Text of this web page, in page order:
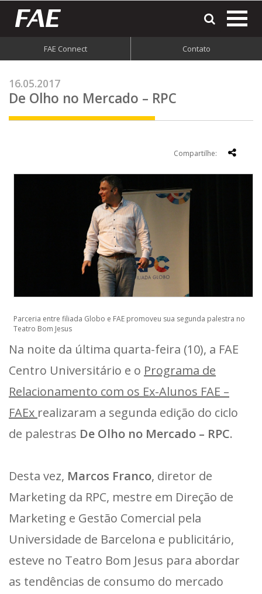
FAE Connect Contato
16.05.2017
De Olho no Mercado – RPC
Compartilhe:
Parceria entre filiada Globo e FAE promoveu sua segunda palestra no
Teatro Bom Jesus
Na noite da última quarta-feira (10), a FAE
Centro Universitário e o Programa de
Relacionamento com os Ex-Alunos FAE –
FAEx realizaram a segunda edição do ciclo
de palestras De Olho no Mercado – RPC.
Desta vez, Marcos Franco, diretor de
Marketing da RPC, mestre em Direção de
Marketing e Gestão Comercial pela
Universidade de Barcelona e publicitário,
esteve no Teatro Bom Jesus para abordar
as tendências de consumo do mercado